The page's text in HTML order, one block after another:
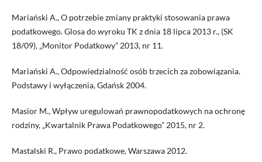
Mariański A., O potrzebie zmiany praktyki stosowania prawa
podatkowego. Glosa do wyroku TK z dnia 18 lipca 2013 r., (SK
18/09), „Monitor Podatkowy” 2013, nr 11.
Mariański A., Odpowiedzialność osób trzecich za zobowiązania.
Podstawy i wyłączenia, Gdańsk 2004.
Masior M., Wpływ uregulowań prawnopodatkowych na ochronę
rodziny, „Kwartalnik Prawa Podatkowego” 2015, nr 2.
Mastalski R., Prawo podatkowe, Warszawa 2012.